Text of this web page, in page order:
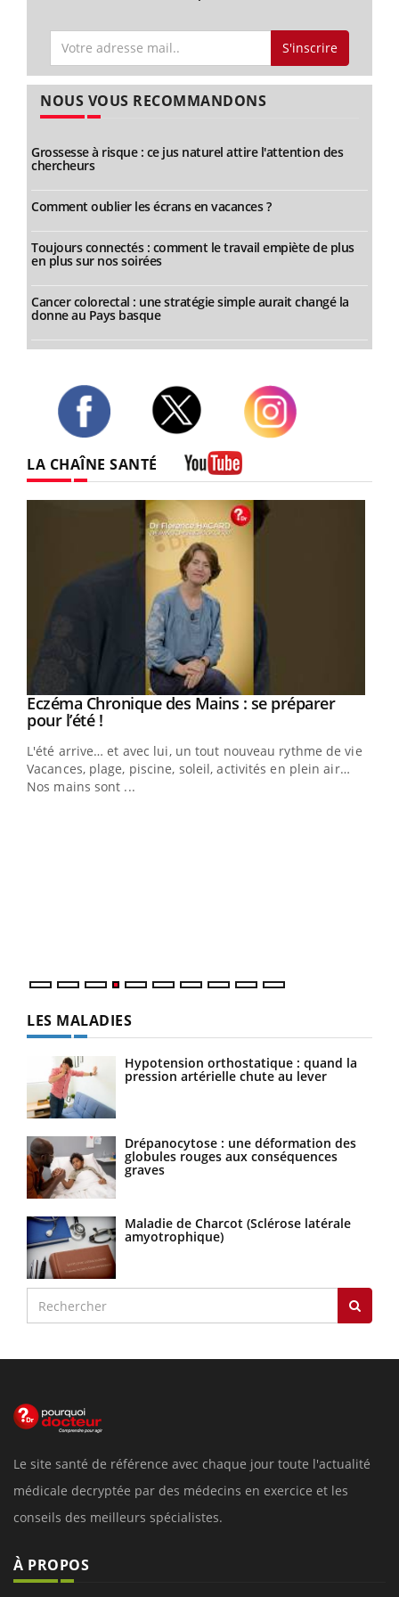
S'inscrire
NOUS VOUS RECOMMANDONS
Grossesse à risque : ce jus naturel attire l'attention des
chercheurs
Comment oublier les écrans en vacances ?
Toujours connectés : comment le travail empiète de plus
en plus sur nos soirées
Cancer colorectal : une stratégie simple aurait changé la
donne au Pays basque
LA CHAÎNE SANTÉ
Youtube
Eczéma Chronique des Mains : se préparer
pour l’été !Youtube
L'été arrive… et avec lui, un tout nouveau rythme de vie !
Vacances, plage, piscine, soleil, activités en plein air…
Nos mains sont ...
LES MALADIES
Hypotension orthostatique : quand la
pression artérielle chute au lever
Drépanocytose : une déformation des
globules rouges aux conséquences
graves
Maladie de Charcot (Sclérose latérale
amyotrophique)
Le site santé de référence avec chaque jour toute l'actualité
médicale decryptée par des médecins en exercice et les
conseils des meilleurs spécialistes.
À PROPOS